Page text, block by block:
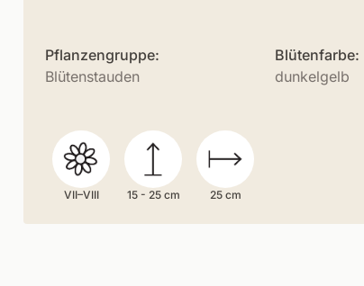
Pflanzengruppe:
Blütenstauden
Blütenfarbe:
dunkelgelb
VII–VIII 15 - 25 cm 25 cm